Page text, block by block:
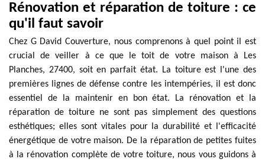
Rénovation et réparation de toiture : ce
qu'il faut savoir
Chez G David Couverture, nous comprenons à quel point il est
crucial de veiller à ce que le toit de votre maison à Les
Planches, 27400, soit en parfait état. La toiture est l'une des
premières lignes de défense contre les intempéries, il est donc
essentiel de la maintenir en bon état. La rénovation et la
réparation de toiture ne sont pas simplement des questions
esthétiques; elles sont vitales pour la durabilité et l'efficacité
énergétique de votre maison. De la réparation de petites fuites
à la rénovation complète de votre toiture, nous vous guidons à